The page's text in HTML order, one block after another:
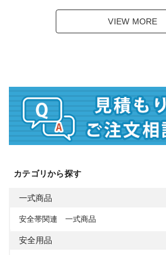
VIEW MORE
カテゴリから探す
一式商品
安全帯関連 一式商品
安全用品